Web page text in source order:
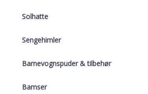
Solhatte
Sengehimler
Barnevognspuder & tilbehør
Bamser